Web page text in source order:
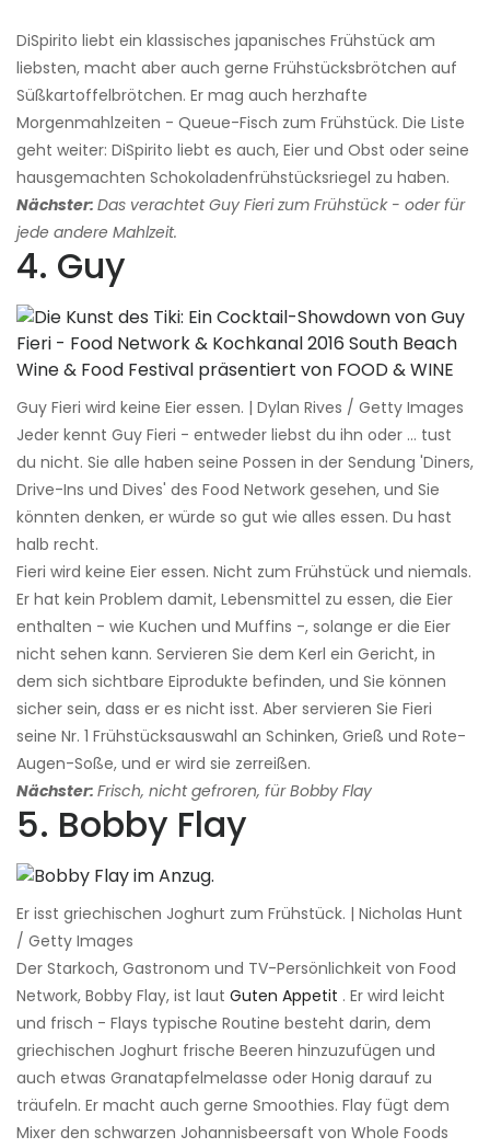
DiSpirito liebt ein klassisches japanisches Frühstück am
liebsten, macht aber auch gerne Frühstücksbrötchen auf
Süßkartoffelbrötchen. Er mag auch herzhafte
Morgenmahlzeiten - Queue-Fisch zum Frühstück. Die Liste
geht weiter: DiSpirito liebt es auch, Eier und Obst oder seine
hausgemachten Schokoladenfrühstücksriegel zu haben.
Nächster: Das verachtet Guy Fieri zum Frühstück - oder für
jede andere Mahlzeit.
4. Guy
Guy Fieri wird keine Eier essen. | Dylan Rives / Getty Images
Jeder kennt Guy Fieri - entweder liebst du ihn oder ... tust
du nicht. Sie alle haben seine Possen in der Sendung 'Diners,
Drive-Ins und Dives' des Food Network gesehen, und Sie
könnten denken, er würde so gut wie alles essen. Du hast
halb recht.
Fieri wird keine Eier essen. Nicht zum Frühstück und niemals.
Er hat kein Problem damit, Lebensmittel zu essen, die Eier
enthalten - wie Kuchen und Muffins -, solange er die Eier
nicht sehen kann. Servieren Sie dem Kerl ein Gericht, in
dem sich sichtbare Eiprodukte befinden, und Sie können
sicher sein, dass er es nicht isst. Aber servieren Sie Fieri
seine Nr. 1 Frühstücksauswahl an Schinken, Grieß und Rote-
Augen-Soße, und er wird sie zerreißen.
Nächster: Frisch, nicht gefroren, für Bobby Flay
5. Bobby Flay
Er isst griechischen Joghurt zum Frühstück. | Nicholas Hunt
/ Getty Images
Der Starkoch, Gastronom und TV-Persönlichkeit von Food
Network, Bobby Flay, ist laut Guten Appetit . Er wird leicht
und frisch - Flays typische Routine besteht darin, dem
griechischen Joghurt frische Beeren hinzuzufügen und
auch etwas Granatapfelmelasse oder Honig darauf zu
träufeln. Er macht auch gerne Smoothies. Flay fügt dem
Mixer den schwarzen Johannisbeersaft von Whole Foods